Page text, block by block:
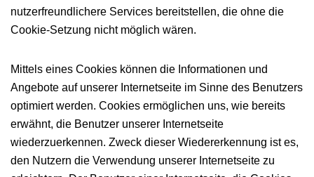
nutzerfreundlichere Services bereitstellen, die ohne die
Cookie-Setzung nicht möglich wären.
Mittels eines Cookies können die Informationen und
Angebote auf unserer Internetseite im Sinne des Benutzers
optimiert werden. Cookies ermöglichen uns, wie bereits
erwähnt, die Benutzer unserer Internetseite
wiederzuerkennen. Zweck dieser Wiedererkennung ist es,
den Nutzern die Verwendung unserer Internetseite zu